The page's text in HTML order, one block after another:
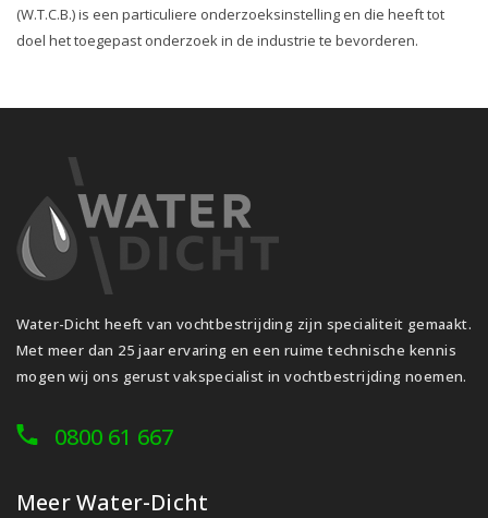
(W.T.C.B.) is een particuliere onderzoeksinstelling en die heeft tot
doel het toegepast onderzoek in de industrie te bevorderen.
Water-Dicht heeft van vochtbestrijding zijn specialiteit gemaakt.
Met meer dan 25 jaar ervaring en een ruime technische kennis
mogen wij ons gerust vakspecialist in vochtbestrijding noemen.
0800 61 667
Meer Water-Dicht